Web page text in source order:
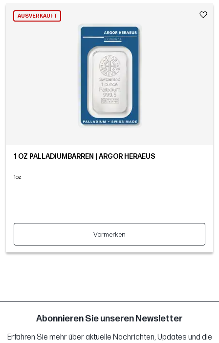
AUSVERKAUFT
1 OZ PALLADIUMBARREN | ARGOR HERAEUS
1oz
Vormerken
Abonnieren Sie unseren Newsletter
Erfahren Sie mehr über aktuelle Nachrichten, Updates und die